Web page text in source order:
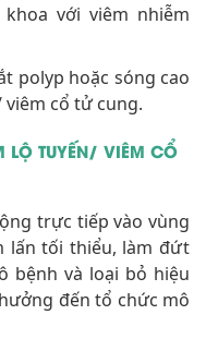
với viêm nhiễm
polyp hoặc sóng cao
viêm cổ tử cung.
LỘ TUYẾN/ VIÊM CỔ
trực tiếp vào vùng
lấn tối thiểu, làm đứt
bệnh và loại bỏ hiệu
đến tổ chức mô